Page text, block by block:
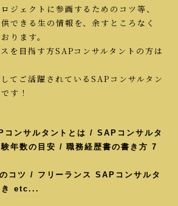
ジェクトに参画するためのコツ等、
できる生の情報を、余すところなく
ります。
を目指す方SAPコンサルタントの方は
てご活躍されているSAPコンサルタン
す！
ンサルタントとは / SAPコンサルタ
年数の目安 / 職務経歴書の書き方 7
コツ / フリーランス SAPコンサルタ
き etc...